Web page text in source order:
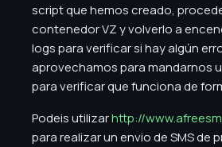
script que hemos creado,
contenedor VZ y volverlo a
logs para verificar si hay algún
aprovechamos para mandarnos
para verificar que funciona de
Podeis utilizarhttp://
para realizar un envio de SMS de